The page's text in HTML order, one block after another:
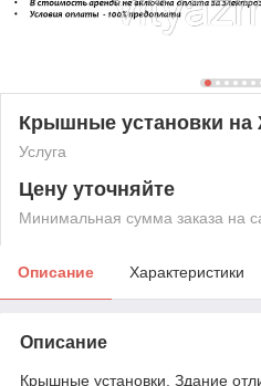
Крышные установки на
Услуга
Цену уточняйте
Минимальная сумма заказа на
Описание Характеристики
Описание
Крышные установки. Здание